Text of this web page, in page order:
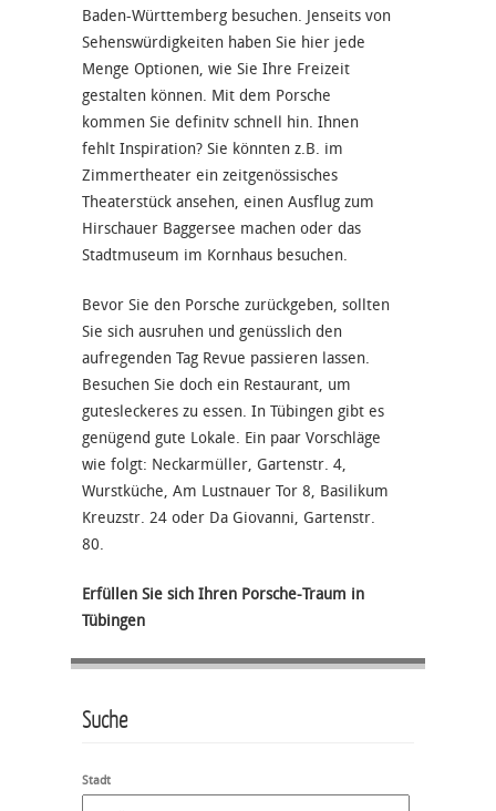
Baden-Württemberg besuchen. Jenseits von
Sehenswürdigkeiten haben Sie hier jede
Menge Optionen, wie Sie Ihre Freizeit
gestalten können. Mit dem Porsche
kommen Sie definitv schnell hin. Ihnen
fehlt Inspiration? Sie könnten z.B. im
Zimmertheater ein zeitgenössisches
Theaterstück ansehen, einen Ausflug zum
Hirschauer Baggersee machen oder das
Stadtmuseum im Kornhaus besuchen.
Bevor Sie den Porsche zurückgeben, sollten
Sie sich ausruhen und genüsslich den
aufregenden Tag Revue passieren lassen.
Besuchen Sie doch ein Restaurant, um
gutesleckeres zu essen. In Tübingen gibt es
genügend gute Lokale. Ein paar Vorschläge
wie folgt: Neckarmüller, Gartenstr. 4,
Wurstküche, Am Lustnauer Tor 8, Basilikum
Kreuzstr. 24 oder Da Giovanni, Gartenstr.
80.
Erfüllen Sie sich Ihren Porsche-Traum in
Tübingen
Suche
Stadt